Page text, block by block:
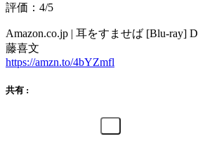
評価：4/5
Amazon.co.jp | 耳をすませば [Blu-ray]
藤喜文
https://amzn.to/4bYZmfl
共有 :